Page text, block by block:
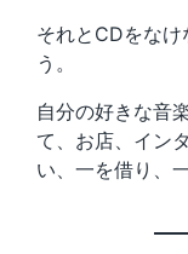
それとCDをな
う。
自分の好きな音
て、お店、イン
い、一を借り、